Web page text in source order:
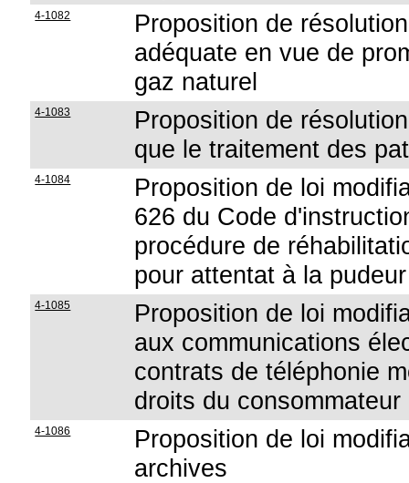
4-1082
Proposition de
adéquate en vue de
gaz naturel
4-1083
Proposition de
que le traitement des
4-1084
Proposition de loi
626 du Code
procédure de
pour attentat à la
4-1085
Proposition de loi
aux communications
contrats de téléphonie
droits du consommateur
4-1086
Proposition de loi
archives